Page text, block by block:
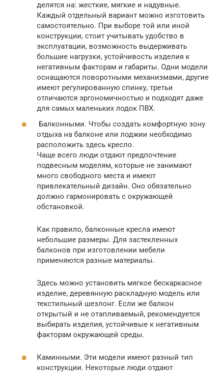
делятся на: жесткие, мягкие и надувные.
Каждый отдельный вариант можно изготовить
самостоятельно. При выборе той или иной
конструкции, стоит учитывать удобство в
эксплуатации, возможность выдерживать
большие нагрузки, устойчивость изделия к
негативным факторам и габариты. Одни модели
оснащаются поворотными механизмами, другие
имеют регулированную спинку, третьи
отличаются эргономичностью и подходят даже
для самых маленьких лодок ПВХ.
Балконными. Чтобы создать комфортную зону
отдыха на балконе или лоджии необходимо
расположить здесь кресло.
Чаще всего люди отдают предпочтение
подвесным моделям, которые не занимают
много свободного места и имеют
привлекательный дизайн. Оно обязательно
должно гармонировать с окружающей
обстановкой.
Как правило, балконные кресла имеют
небольшие размеры. Для застекленных
балконов при изготовлении мебели
применяются разные материалы.
Здесь можно установить мягкое бескаркасное
изделие, деревянную раскладную модель или
текстильный шезлонг. Если же балкон
открытый и не отапливаемый, рекомендуется
выбирать изделия, устойчивые к негативным
факторам окружающей среды.
Каминными. Эти модели имеют разный тип
конструкции. Некоторые люди отдают